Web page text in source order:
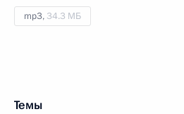
mp3, 34.3 МБ
Темы